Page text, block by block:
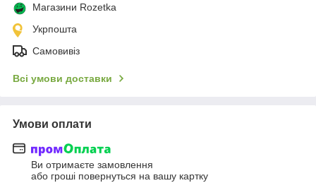
Магазини Rozetka
Укрпошта
Самовивіз
Всі умови доставки
Умови оплати
Ви отримаєте замовлення
або гроші повернуться на вашу картку